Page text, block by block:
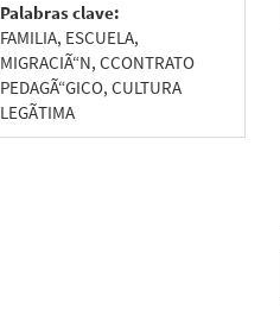
Palabras clave:
FAMILIA, ESCUELA,
MIGRACIÃ“N, CCONTRATO
PEDAGÃ“GICO, CULTURA
LEGÃTIMA